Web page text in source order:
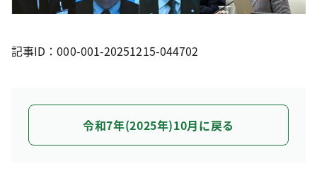
記事ID：000-001-20251215-044702
令和7年(2025年)10月に戻る